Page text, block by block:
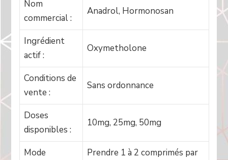
Nom
commercial :
Anadrol, Hormonosan
Ingrédient
actif :
Oxymetholone
Conditions de
vente :
Sans ordonnance
Doses
disponibles :
10mg, 25mg, 50mg
Mode
Prendre 1 à 2 comprimés par